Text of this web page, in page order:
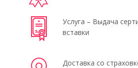
Услуга – Выдача
вставки
Доставка со